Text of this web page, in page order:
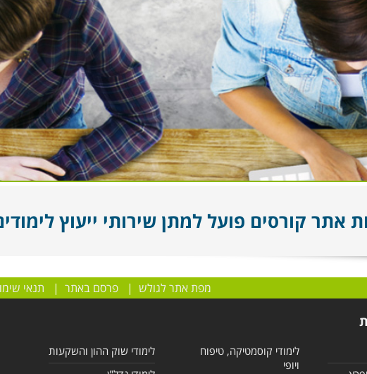
אתר קורסים פועל למתן שירותי ייעוץ
מפת אתר לגולש |פרסם באתר | תנאי
לימודי קוסמטיקה, טיפוח
ויופי
לימודי שוק ההון והשקעות